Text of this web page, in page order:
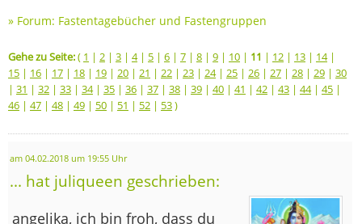
» Forum: Fastentagebücher und Fastengruppen
Gehe zu Seite:( 1 | 2 | 3 | 4| 5 | 6 | 7 | 8 | 9 | 10 | 11 | 12 | 13 | 14|
15 | 16 | 17 | 18 | 19 | 20 | 21 | 22 | 23 | 24| 25 | 26 | 27 | 28 | 29 | 30
| 31 | 32 | 33 | 34| 35 | 36 | 37 | 38 | 39 | 40 | 41 | 42 | 43 | 44| 45 |
46 | 47 | 48 | 49 | 50 | 51 | 52 | 53)
am 04.02.2018 um 19:55 Uhr
... hat juliqueen geschrieben:
angelika, ich bin froh, dass du